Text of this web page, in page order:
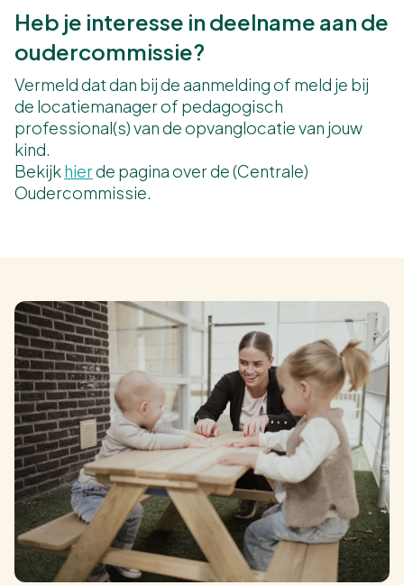
Heb je interesse in deelname aan de
oudercommissie?
Vermeld dat dan bij de aanmelding of meld je bij
de locatiemanager of pedagogisch
professional(s) van de opvanglocatie van jouw
kind.
Bekijkhierde pagina over de (Centrale)
Oudercommissie.